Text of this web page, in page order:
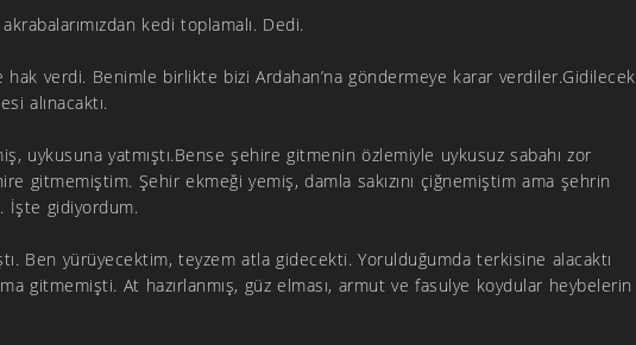
kedi toplamalı. Dedi.
verdi. Benimle birlikte bizi Ardahan’na göndermeye karar verdiler.Gidilecek
alınacaktı.
uykusuna yatmıştı.Bense şehire gitmenin özlemiyle uykusuz sabahı zor
gitmemiştim. Şehir ekmeği yemiş, damla sakızını çiğnemiştim ama şehrin
İşte gidiyordum.
Ben yürüyecektim, teyzem atla gidecekti. Yorulduğumda terkisine alacaktı
gitmemişti. At hazırlanmış, güz elması, armut ve fasulye koydular heybelerin